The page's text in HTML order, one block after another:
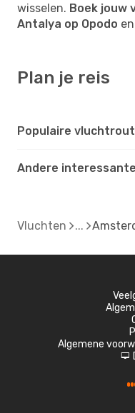
wisselen. Boek jouw
Antalya op Opodo
Plan je reis
Populaire
Andere
Vluchten
Algemene
d